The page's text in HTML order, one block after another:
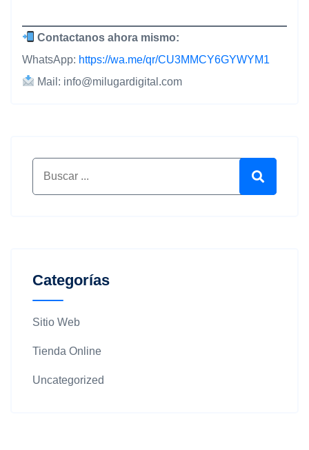
Contactanos ahora mismo:
WhatsApp: https://wa.me/qr/CU3MMCY6GYWYM1
Mail: info@milugardigital.com
Categorías
Sitio Web
Tienda Online
Uncategorized